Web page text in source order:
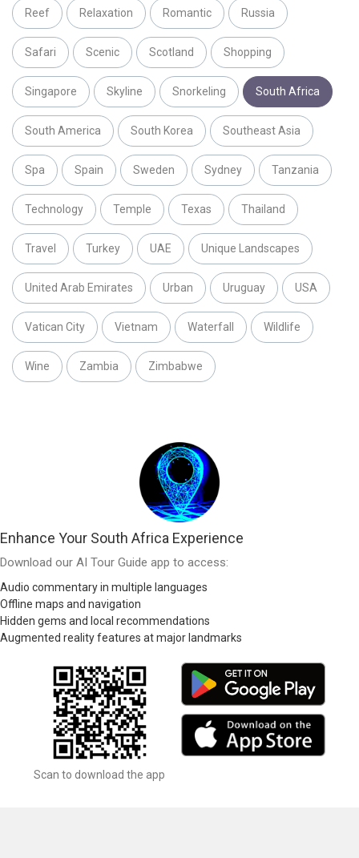
Reef Relaxation Romantic Russia
Safari Scenic Scotland Shopping
Singapore Skyline Snorkeling South Africa
South America South Korea Southeast Asia
Spa Spain Sweden Sydney Tanzania
Technology Temple Texas Thailand
Travel Turkey UAE Unique Landscapes
United Arab Emirates Urban Uruguay USA
Vatican City Vietnam Waterfall Wildlife
Wine Zambia Zimbabwe
Enhance Your South Africa Experience
Download our AI Tour Guide app to access:
Audio commentary in multiple languages
Offline maps and navigation
Hidden gems and local recommendations
Augmented reality features at major landmarks
Scan to download the app